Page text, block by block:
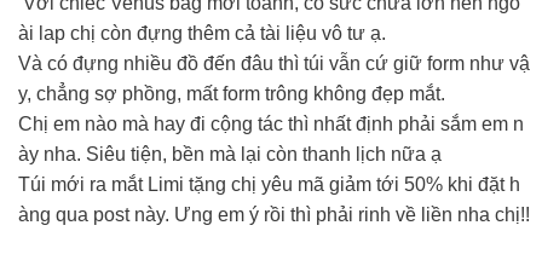
ài lap chị còn đựng thêm cả tài liệu vô tư ạ.
Và có đựng nhiều đồ đến đâu thì túi vẫn cứ giữ form như vậ
y, chẳng sợ phồng, mất form trông không đẹp mắt.
Chị em nào mà hay đi cộng tác thì nhất định phải sắm em n
ày nha. Siêu tiện, bền mà lại còn thanh lịch nữa ạ
Túi mới ra mắt Limi tặng chị yêu mã giảm tới 50% khi đặt h
àng qua post này. Ưng em ý rồi thì phải rinh về liền nha chị!!